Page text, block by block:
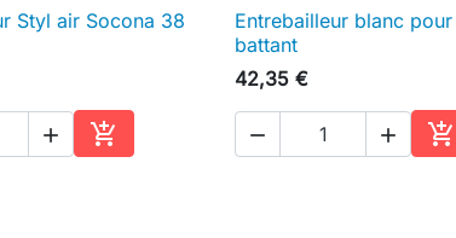
rapide
Styl air Socona 38
 
Ajouter au panier
 Aperçu rapide
Entrebailleur blanc
battant
42,35 €
  